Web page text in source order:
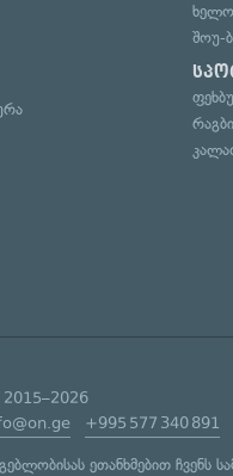
შოუ-
რაგბი
+995 577 340 891
ეთანხმებით ჩვენს